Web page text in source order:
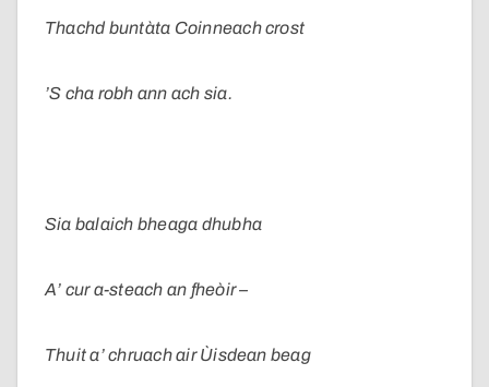
Thachd buntàta Coinneach crost
’S cha robh ann ach sia.
Sia balaich bheaga dhubha
A’ cur a-steach an fheòir –
Thuit a’ chruach air Ùisdean beag